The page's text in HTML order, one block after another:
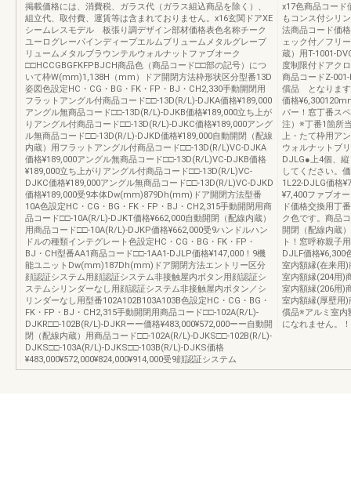
掲載価格には、消費税、ガラス代（ガラス組込商品を除く）、
組立代、取付費、運賃等は含まれておりません。x16玄関ドアXE
シームレスモデル 板張り調デザイン部材価格表色名称チーク
ユーログレーパインディープエルムブリュームメタルグレーブ
リュームメタルブラウンテルウォルナットファブオーク
□□HCCGBGFKFPBJCH商品色（商品コード□□部の記号）につ
いて枠W(mm)1,138H（mm）ドア開閉方法枠形状区分型番13D
姿図色設定HC・CG・BG・FK・FP・BJ・CH2,330手動開閉用
フラットアングル付商品コード□□-13D(R/L)-DJKA価格¥189,000
アングル無商品コード□□-13D(R/L)-DJKB価格¥189,000立ち上が
りアングル付商品コード□□-13D(R/L)-DJKC価格¥189,000アング
ル無商品コード□□-13D(R/L)-DJKD価格¥189,000自動開閉（配線
内蔵）用フラットアングル付商品コード□□-13D(R/L)VC-DJKA
価格¥189,000アングル無商品コード□□-13D(R/L)VC-DJKB価格
¥189,000立ち上がりアングル付商品コード□□-13D(R/L)VC-
DJKC価格¥189,000アングル無商品コード□□-13D(R/L)VC-DJKD
価格¥189,000受9本体Dw(mm)879Dh(mm)ドア開閉方法型番
10A色設定HC・CG・BG・FK・FP・BJ・CH2,315手動開閉用商
品コード□□-10A(R/L)-DJKT価格¥662,000自動開閉（配線内蔵）
用商品コード□□-10A(R/L)-DJKP価格¥662,000受9ハンドルハン
ドルの種類インテグレート色設定HC・CG・BG・FK・FP・
BJ・CH型番AA1商品コード□□-1AA1-DJLP価格¥147,000！9機
能ユニットDw(mm)187Dh(mm)ドア開閉方法エントリー区分
顔認証システム用顔認証システム非接触屋内ボタン用顔認証シ
ステムシリンダーなし用顔認証システム非接触屋内ボタン／シ
リンダーなし用型番102A102B103A103B色設定HC・CG・BG・
FK・FP・BJ・CH2,315手動開閉用商品コード□□-102A(R/L)-
DJKR□□-102B(R/L)-DJKRーー価格¥483,000¥572,000ーー自動開
閉（配線内蔵）用商品コード□□-102A(R/L)-DJKS□□-102B(R/L)-
DJKS□□-103A(R/L)-DJKS□□-103B(R/L)-DJKS価格
¥483,000¥572,000¥824,000¥914,000受9顔認証システム
x17色商品コード
もコンス付シリ
法商品コード価
ェック付／フリ
蔵）用T-1001-
度制限付ドアク
商品コードZ-
償品 となります
価格
パー！窓丁番ス
注）※丁番1箇所
上・たて枠用ア
ウォルナットブ
DJLG●上4個、
してください。
1L22-DJLG価格
¥7,400ファブオ
ド価格交換用丁
ク色です。商品
開閉（配線内蔵
ト！窓呼称親子
DJLF価格¥6,300
室内額縁(在来用)
室内額縁(204用)
室内額縁(206用)
室内額縁(厚壁用
償品※アルミ室内
になれません。